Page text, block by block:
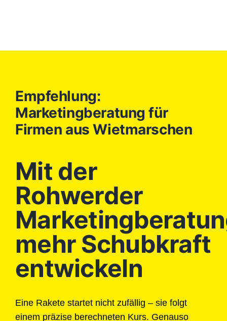
Empfehlung:
Marketingberatung für
Firmen aus Wietmarschen
Mit der
Rohwerder
mehr Schubkraft
entwickeln
Eine Rakete startet nicht zufällig – sie folgt
einem präzise berechneten Kurs. Genauso